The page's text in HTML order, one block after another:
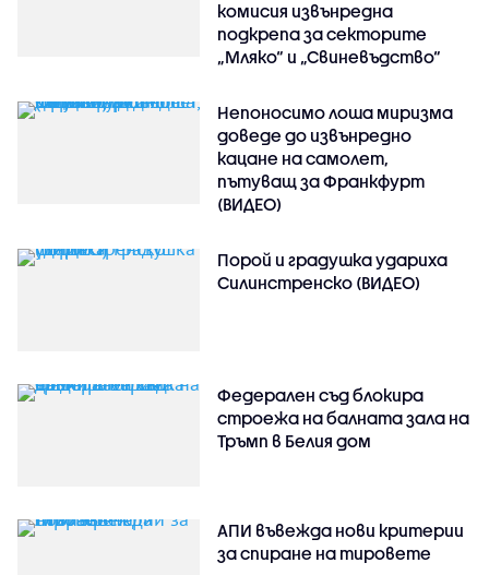
комисия извънредна
подкрепа за секторите
„Мляко“ и „Свиневъдство“
Непоносимо лоша миризма
доведе до извънредно
кацане на самолет,
пътуващ за Франкфурт
(ВИДЕО)
Порой и градушка удариха
Силинстренско (ВИДЕО)
Федерален съд блокира
строежа на балната зала на
Тръмп в Белия дом
АПИ въвежда нови критерии
за спиране на тировете